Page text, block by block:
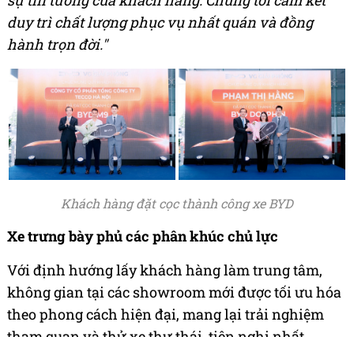
duy trì chất lượng phục vụ nhất quán và đồng
hành trọn đời."
Khách hàng đặt cọc thành công xe BYD
Xe trưng bày phủ các phân khúc chủ lực
Với định hướng lấy khách hàng làm trung tâm,
không gian tại các showroom mới được tối ưu hóa
theo phong cách hiện đại, mang lại trải nghiệm